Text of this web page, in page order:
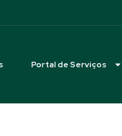
Portal de Serviços